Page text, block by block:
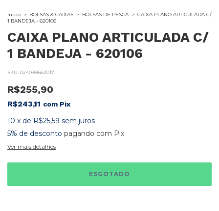
Início > BOLSAS & CAIXAS > BOLSAS DE PESCA > CAIXA PLANO ARTICULADA C/
1 BANDEJA - 620106
CAIXA PLANO ARTICULADA C/
1 BANDEJA - 620106
SKU: 024099662017
R$255,90
R$243,11 com Pix
10 x de R$25,59 sem juros
5% de desconto pagando com Pix
Ver mais detalhes